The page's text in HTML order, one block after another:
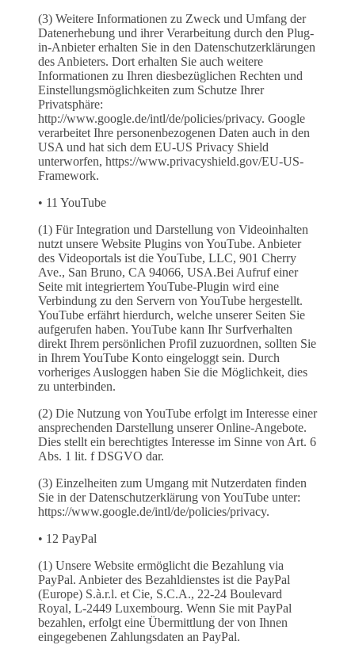
(3) Weitere Informationen zu Zweck und Umfang der
Datenerhebung und ihrer Verarbeitung durch den Plug-
in-Anbieter erhalten Sie in den Datenschutzerklärungen
des Anbieters. Dort erhalten Sie auch weitere
Informationen zu Ihren diesbezüglichen Rechten und
Einstellungsmöglichkeiten zum Schutze Ihrer
Privatsphäre:
http://www.google.de/intl/de/policies/privacy. Google
verarbeitet Ihre personenbezogenen Daten auch in den
USA und hat sich dem EU-US Privacy Shield
unterworfen, https://www.privacyshield.gov/EU-US-
Framework.
• 11 YouTube
(1) Für Integration und Darstellung von Videoinhalten
nutzt unsere Website Plugins von YouTube. Anbieter
des Videoportals ist die YouTube, LLC, 901 Cherry
Ave., San Bruno, CA 94066, USA.Bei Aufruf einer
Seite mit integriertem YouTube-Plugin wird eine
Verbindung zu den Servern von YouTube hergestellt.
YouTube erfährt hierdurch, welche unserer Seiten Sie
aufgerufen haben. YouTube kann Ihr Surfverhalten
direkt Ihrem persönlichen Profil zuzuordnen, sollten Sie
in Ihrem YouTube Konto eingeloggt sein. Durch
vorheriges Ausloggen haben Sie die Möglichkeit, dies
zu unterbinden.
(2) Die Nutzung von YouTube erfolgt im Interesse einer
ansprechenden Darstellung unserer Online-Angebote.
Dies stellt ein berechtigtes Interesse im Sinne von Art. 6
Abs. 1 lit. f DSGVO dar.
(3) Einzelheiten zum Umgang mit Nutzerdaten finden
Sie in der Datenschutzerklärung von YouTube unter:
https://www.google.de/intl/de/policies/privacy.
• 12 PayPal
(1) Unsere Website ermöglicht die Bezahlung via
PayPal. Anbieter des Bezahldienstes ist die PayPal
(Europe) S.à.r.l. et Cie, S.C.A., 22-24 Boulevard
Royal, L-2449 Luxembourg. Wenn Sie mit PayPal
bezahlen, erfolgt eine Übermittlung der von Ihnen
eingegebenen Zahlungsdaten an PayPal.